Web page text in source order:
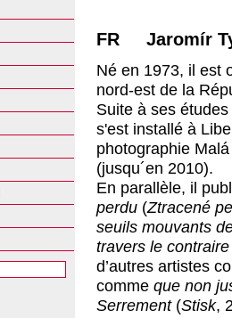
FR Jaromír
Né en 1973, il est
nord-est de la
Suite à ses
s'est installé à
photographie
(jusqu´en 2010).
En parallèle, il
perdu (Ztracené
seuils mouvants
travers le contraire
d’autres artistes
comme que non
Serrement(Stisk,